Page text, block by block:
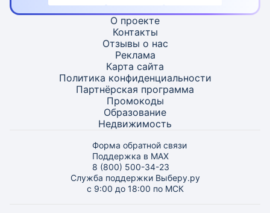
О проекте
Контакты
Отзывы о нас
Реклама
Карта сайта
Политика конфиденциальности
Партнёрская программа
Промокоды
Образование
Недвижимость
Форма обратной связи
Поддержка в MAX
8 (800) 500-34-23
Служба поддержки Выберу.ру
с 9:00 до 18:00 по МСК